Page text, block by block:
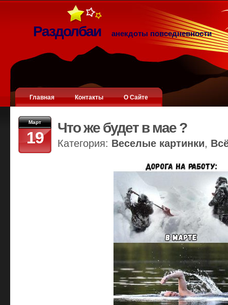
Раздолбаи анекдоты повседневности
Главная Контакты О Сайте
Март
19
Что же будет в мае ?
Категория: Веселые картинки,